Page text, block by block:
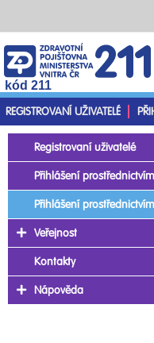
kód 211
REGISTROVANÍ UŽIVATELÉ
Registrovaní uživatelé
Přihlášení
Přihlášení
Veřejnost
Kontakty
Nápověda